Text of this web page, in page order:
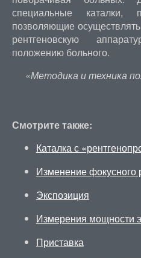
специальные каталки,
позволяющие
рентгеновскую
положению больного.
«Методика и техника
Смотрите также:
Каталка с
Изменение фокусного
Экспозиция
Измерения мощности
Приставка